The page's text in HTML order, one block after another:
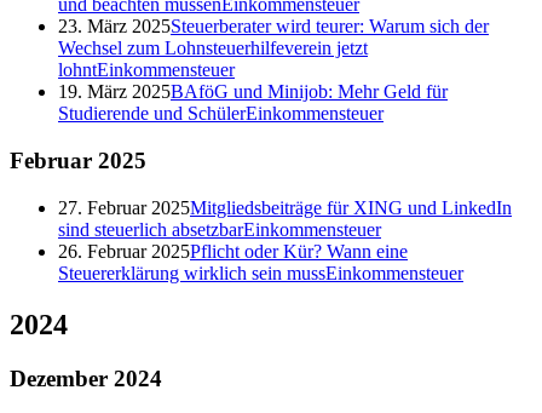
und beachten müssen Einkommensteuer
23. März 2025Steuerberater wird teurer: Warum sich der
Wechsel zum Lohnsteuerhilfeverein jetzt
lohntEinkommensteuer
19. März 2025BAföG und Minijob: Mehr Geld für
Studierende und SchülerEinkommensteuer
Februar 2025
27. Februar 2025Mitgliedsbeiträge für XING und LinkedIn
sind steuerlich absetzbarEinkommensteuer
26. Februar 2025Pflicht oder Kür? Wann eine
Steuererklärung wirklich sein mussEinkommensteuer
2024
Dezember 2024